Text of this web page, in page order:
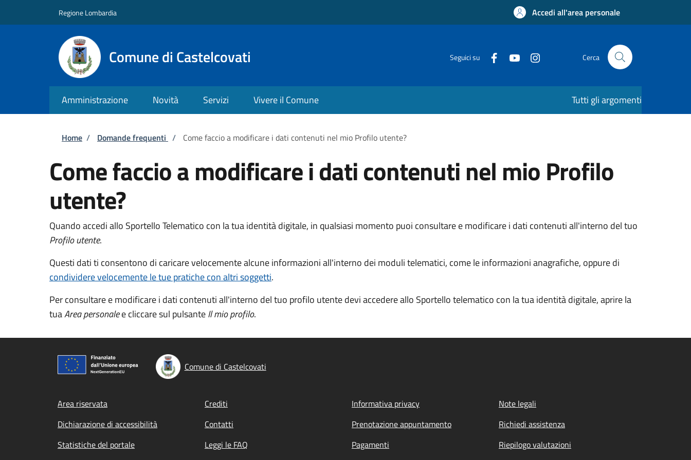
Regione Lombardia Accedi all'area personale
Comune di Castelcovati Seguici su Cerca
Amministrazione Novità Servizi Vivere il Comune Tutti gli argomenti
Briciole di pane
Home / Domande frequenti / Come faccio a modificare i dati contenuti nel mio Profilo utente?
Come faccio a modificare i dati contenuti nel mio Profilo
utente?
Quando accedi allo Sportello Telematico con la tua identità digitale, in qualsiasi momento puoi consultare e modificare i dati contenuti all'interno del tuo
Profilo utente.
Questi dati ti consentono di caricare velocemente alcune informazioni all'interno dei moduli telematici, come le informazioni anagrafiche, oppure di
condividere velocemente le tue pratiche con altri soggetti.
Per consultare e modificare i dati contenuti all'interno del tuo profilo utente devi accedere allo Sportello telematico con la tua identità digitale, aprire la
tuaArea personalee cliccare sul pulsanteIl mio profilo.
Comune di Castelcovati
Footer menu
Area riservata Crediti Informativa privacy
Note legali
Dichiarazione di accessibilità
Contatti Prenotazione appuntamento
Richiedi assistenza
Statistiche del portale
Leggi le FAQ Pagamenti
Riepilogo valutazioni